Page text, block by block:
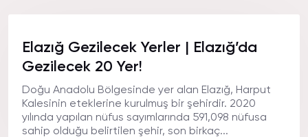
Elazığ Gezilecek Yerler | Elazığ’da
Gezilecek 20 Yer!
Doğu Anadolu Bölgesinde yer alan Elazığ, Harput
Kalesinin eteklerine kurulmuş bir şehirdir. 2020
yılında yapılan nüfus sayımlarında 591,098 nüfusa
sahip olduğu belirtilen şehir, son birkaç...